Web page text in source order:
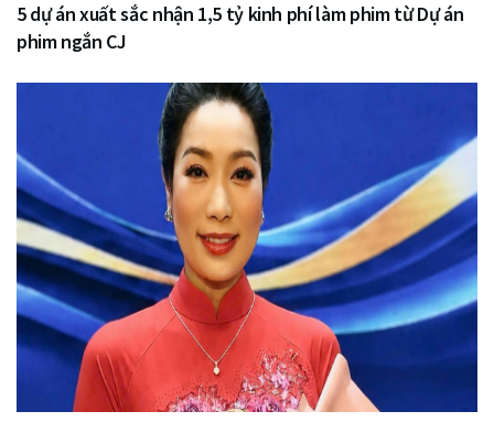
5 dự án xuất sắc nhận 1,5 tỷ kinh phí làm phim từ Dự án
phim ngắn CJ